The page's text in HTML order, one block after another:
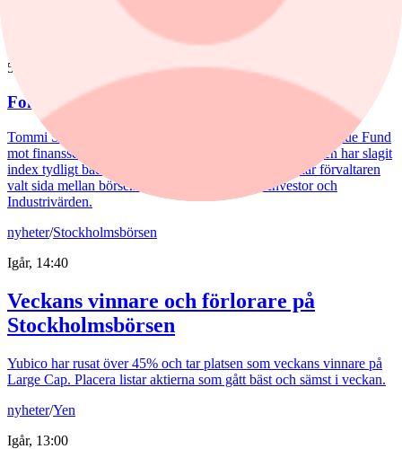
RaySearch Laboratories är ett nytt innehav i fonden.
5 augusti, 15:06
Fondvinnare med banktung portfölj
Tommi Saukkoriipi har styrt nästan halva SEB Swedish Value Fund
mot finanssektorn. Det har varit ett vinnande drag. Fonden har slagit
index tydligt både i år och på längre sikt. Samtidigt har förvaltaren
valt sida mellan börsens två stora maktbolag - Investor och
Industrivärden.
nyheter/Stockholmsbörsen
Igår, 14:40
Veckans vinnare och förlorare på
Stockholmsbörsen
Yubico har rusat över 45% och tar platsen som veckans vinnare på
Large Cap. Placera listar aktierna som gått bäst och sämst i veckan.
nyheter/Yen
Igår, 13:00